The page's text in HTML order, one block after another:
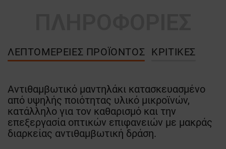
ΛΕΠΤΟΜΈΡΕΙΕΣ ΠΡΟΪΌΝΤΟΣ ΚΡΙΤΙΚΈΣ
Αντιθαμβωτικό μαντηλάκι κατασκευασμένο
από υψηλής ποιότητας υλικό μικροϊνών,
κατάλληλο για τον καθαρισμό και την
επεξεργασία οπτικών επιφανειών με μακράς
διαρκείας αντιθαμβωτική δράση.